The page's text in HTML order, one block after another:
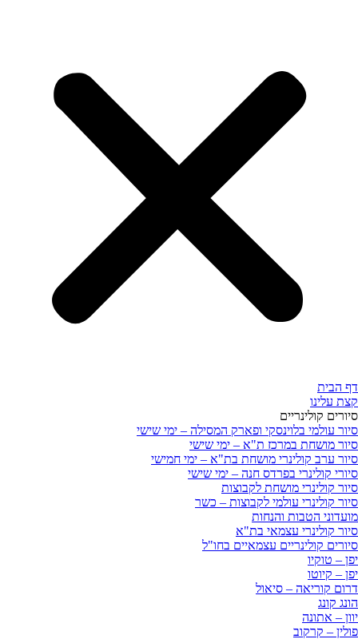
דף הבית
קצת עלינו
סיורים קולינריים
סיור עולמי בלוינסקי ופארק המסילה – ימי שישי
סיור מושחת במרכז ת"א – ימי שישי
סיור ערב קולינרי מושחת בת"א – ימי חמישי
סיורי קולינרי בפרדס חנה – ימי שישי
סיור קולינרי מושחת לקבוצות
סיור קולינרי עולמי לקבוצות – כשר
מועדוני הטבות והנחות
סיור קולינרי עצמאי בת"א
סיורים קולינריים עצמאיים בחו"ל
יפן – טוקיו
יפן – קיוטו
דרום קוריאה – סיאול
הונג קונג
יוון – אתונה
פולין – קרקוב